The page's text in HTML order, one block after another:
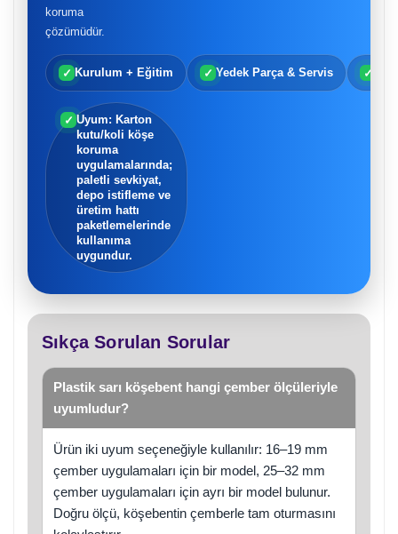
koruma
çözümüdür.
✓ Kurulum + Eğitim ✓ Yedek Parça & Servis ✓
✓ Uyum: Karton
kutu/koli köşe
koruma
uygulamalarında;
paletli sevkiyat,
depo istifleme ve
üretim hattı
paketlemelerinde
kullanıma
uygundur.
Sıkça Sorulan Sorular
Plastik sarı köşebent hangi çember ölçüleriyle
uyumludur?
Ürün iki uyum seçeneğiyle kullanılır: 16–19 mm
çember uygulamaları için bir model, 25–32 mm
çember uygulamaları için ayrı bir model bulunur.
Doğru ölçü, köşebentin çemberle tam oturmasını